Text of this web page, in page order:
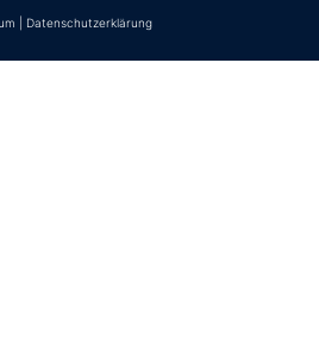
- wir-testen-du-kaufst.de
Datenschutzerklärung